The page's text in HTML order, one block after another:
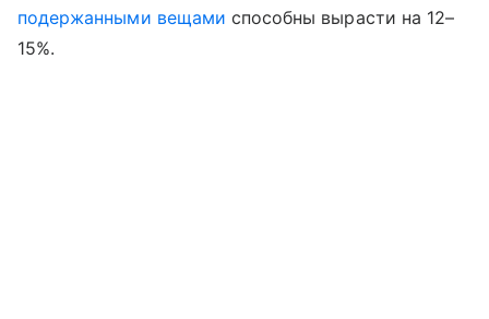
подержанными вещами способны вырасти на 12–
15%.